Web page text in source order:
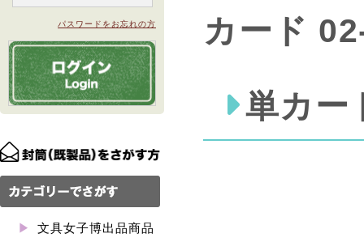
パスワードをお忘れの方
文具女子博出品商品
カード
単カー